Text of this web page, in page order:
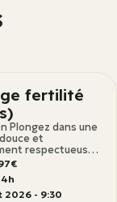
fertilité
Plongez dans une
et
respectueuse
conçue pour
fertilité et favoriser
2026 - 9:30